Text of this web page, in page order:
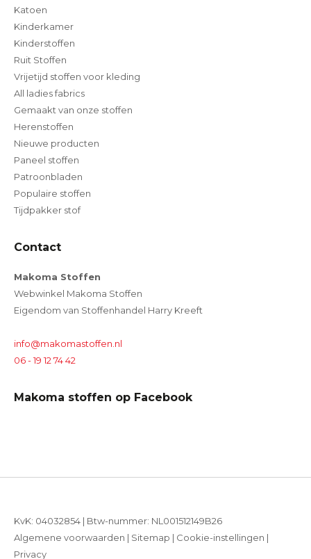
Katoen
Kinderkamer
Kinderstoffen
Ruit Stoffen
Vrijetijd stoffen voor kleding
All ladies fabrics
Gemaakt van onze stoffen
Herenstoffen
Nieuwe producten
Paneel stoffen
Patroonbladen
Populaire stoffen
Tijdpakker stof
Contact
Makoma Stoffen
Webwinkel Makoma Stoffen
Eigendom van Stoffenhandel Harry Kreeft
info@makomastoffen.nl
06 - 19 12 74 42
Makoma stoffen op Facebook
KvK: 04032854 | Btw-nummer: NL001512149B26
Algemene voorwaarden | Sitemap | Cookie-instellingen |
Privacy